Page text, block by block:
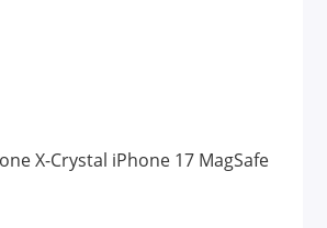
X-Crystal iPhone 17 MagSafe